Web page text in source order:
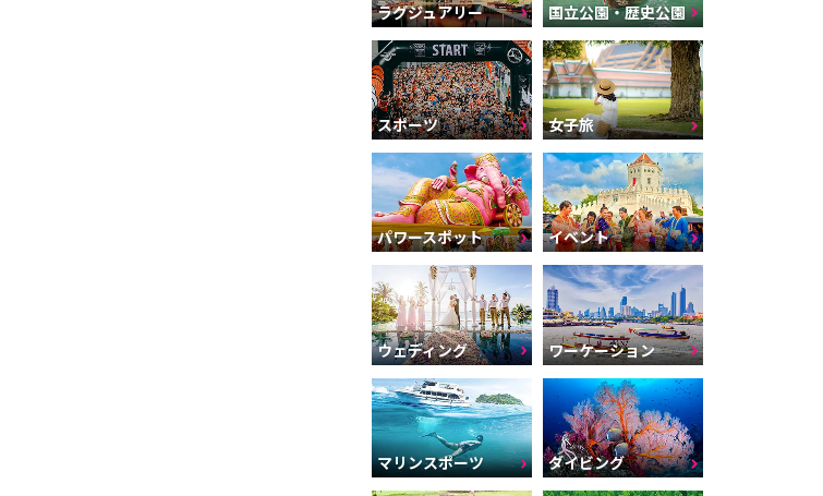
ラグジュアリー 国立公園・歴史公園
スポーツ 女子旅
パワースポット イベント
ウェディング ワーケーション
マリンスポーツ ダイビング